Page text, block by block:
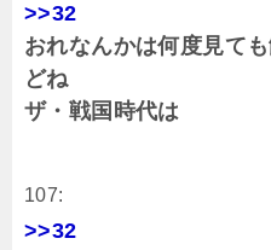
>>32
おれなんかは何度見て
どね
ザ・戦国時代は
107:
>>32